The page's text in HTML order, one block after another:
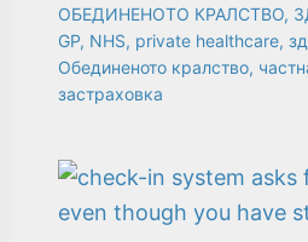
ОБЕДИНЕНОТО КРАЛСТВО,
GP, NHS, private healthcare,
Обединеното кралство,
застраховка